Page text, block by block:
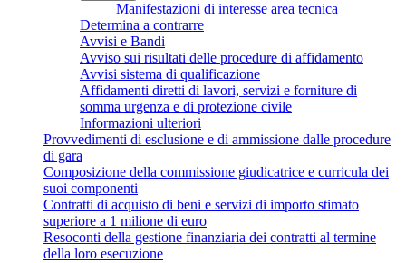
Manifestazioni di interesse area tecnica
Determina a contrarre
Avvisi e Bandi
Avviso sui risultati delle procedure di affidamento
Avvisi sistema di qualificazione
Affidamenti diretti di lavori, servizi e forniture di
somma urgenza e di protezione civile
Informazioni ulteriori
Provvedimenti di esclusione e di ammissione dalle procedure
di gara
Composizione della commissione giudicatrice e curricula dei
suoi componenti
Contratti di acquisto di beni e servizi di importo stimato
superiore a 1 milione di euro
Resoconti della gestione finanziaria dei contratti al termine
della loro esecuzione